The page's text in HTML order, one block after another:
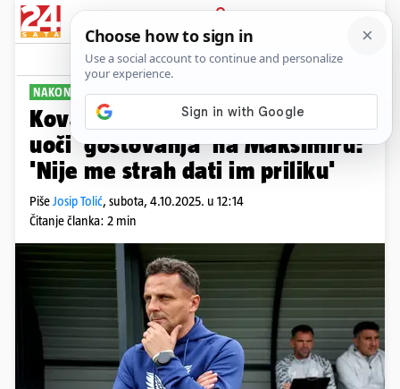
PRIJAVA
Sport Komentari
NAKON EUROPE
Kovačević nagovijestio rošade
uoči 'gostovanja' na Maksimiru:
'Nije me strah dati im priliku'
PišeJosip Tolić, subota, 4.10.2025. u 12:14
Čitanje članka: 2 min